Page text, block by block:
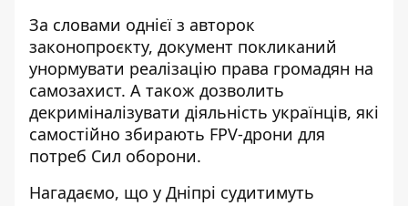
За словами однієї з авторок
законопроєкту, документ покликаний
унормувати реалізацію права громадян на
самозахист. А також дозволить
декриміналізувати діяльність українців, які
самостійно збирають FPV-дрони для
потреб Сил оборони.
Нагадаємо, що у Дніпрі судитимуть